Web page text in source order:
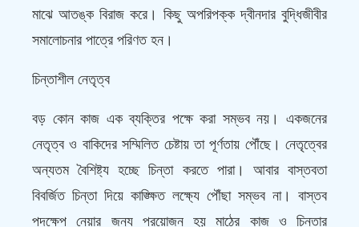
মাঝে আতঙ্ক বিরাজ করে। কিছু অপরিপক্ক দ্বীনদার বুদ্ধিজীবীর
সমালোচনার পাত্রে পরিণত হন।
চিন্তাশীল নেতৃত্ব
বড় কোন কাজ এক ব্যক্তির পক্ষে করা সম্ভব নয়। একজনের
নেতৃত্ব ও বাকিদের সম্মিলিত চেষ্টায় তা পূর্ণতায় পৌঁছে। নেতৃত্বের
অন্যতম বৈশিষ্ট্য হচ্ছে চিন্তা করতে পারা। আবার বাস্তবতা
বিবর্জিত চিন্তা দিয়ে কাঙ্ক্ষিত লক্ষ্যে পৌঁছা সম্ভব না। বাস্তব
পদক্ষেপ নেয়ার জন্য প্রয়োজন হয় মাঠের কাজ ও চিন্তার